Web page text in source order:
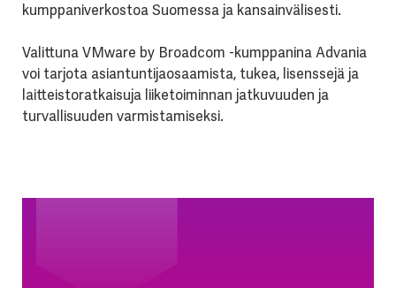
kumppaniverkostoa Suomessa ja kansainvälisesti.
Valittuna VMware by Broadcom -kumppanina Advania
voi tarjota asiantuntijaosaamista, tukea, lisenssejä ja
laitteistoratkaisuja liiketoiminnan jatkuvuuden ja
turvallisuuden varmistamiseksi.